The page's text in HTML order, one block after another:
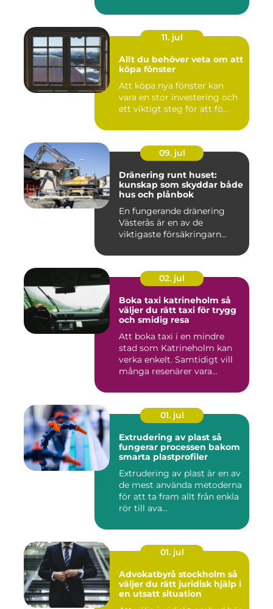
11. jul
Allt du behöver veta om att
köpa fönster
Att köpa nya fönster kan
vara en stor investering och
ett viktigt steg för att fö...
09. jul
Dränering runt huset:
kunskap som skyddar både
hus och plånbok
En fungerande dränering
Västerås är en av de
viktigaste försäkringarn...
02. jul
Boka taxi katrineholm så
väljer du rätt taxi för trygg
och smidig resa
Att boka taxi i en mindre
stad som Katrineholm kan
verka enkelt. Samtidigt vill
många resenärer vara...
01. jul
Extrudering av plast så
fungerar processen bakom
smarta plastprofiler
Extrudering av plast är en av
de mest använda metoderna
för att ta fram allt från enkla
rör till ava...
01. jul
Advokatbyrå stockholm så
väljer du rätt juridisk hjälp i
en utsatt situation